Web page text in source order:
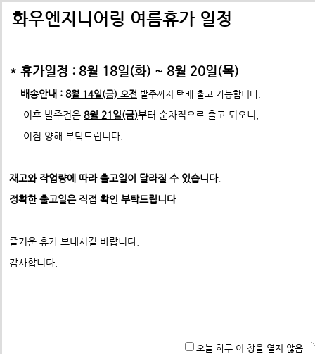
배송비관련 공지사항
*택배사 요청에 따라 선불,착불 동시에 진행이 불가하게 되었습
-수정전 : 주문시 배송비(6,000원) 선불 결제
제품의 수량,무게,길이에 따라 추가요금은 착불진
- 수정후 : 주문시 배송비(0원)
* 주문결제 단계에서 다시한번 문구 확인하시고
택배배송관련 공지사항(*필독)
*프로파일 절단길이 2700mm이상 택배발송 불가
* 프로파일 절단길이 2700mm 이상은각 지역 도착영업소에
따라배송이 불가할수도 있습니다. 주문시 참고 부탁드립니다.
ex) 자가수령 및 화물택배,화물차(운임고객부담) 배송가능
화우엔지니어링 여름휴가 일정
* 휴가일정 : 8월 18일(화) ~ 8월 20일(목)
배송안내 : 8월 14일(금) 오전 발주까지 택배 출고 가능합니다.
이후 발주건은 8월 21일(금)부터 순차적으로 출고 되오니,
이점 양해 부탁드립니다.
재고와 작업량에 따라 출고일이 달라질 수 있습니다.
정확한 출고일은 직접 확인 부탁드립니다.
즐거운 휴가 보내시길 바랍니다.
감사합니다.
오늘 하루 이 창을 열지 않음
표준형 프로파일 및 부품
ABN프로파일 20시리즈
ABN프로파일 30시리즈
ABN프로파일 30시리즈부품
작성자
작성일